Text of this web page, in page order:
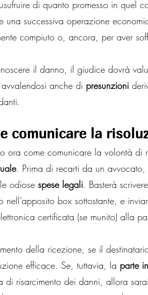
di quanto promesso in quel
una successiva operazione
compiuto o, ancora, per aver
il danno, il giudice dovrà
anche di presunzioni
comunicare la
ora come comunicare la volontà di
. Prima di recarti da un
odiose spese legali. Basterà
nell’apposito box sottostante, e
certificata (se munito) alla
della ricezione, se il
efficace. Se, tuttavia, la parte
di risarcimento dei danni, allora